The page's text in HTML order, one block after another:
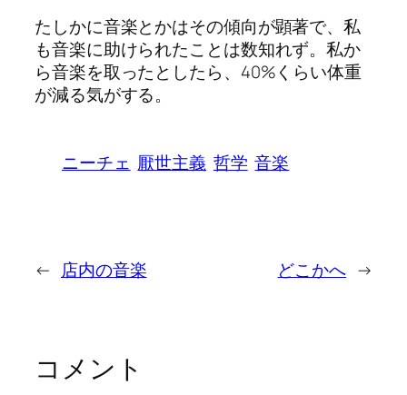
たしかに音楽とかはその傾向が顕著で、私
も音楽に助けられたことは数知れず。私か
ら音楽を取ったとしたら、40%くらい体重
が減る気がする。
ニーチェ 厭世主義 哲学 音楽
← 店内の音楽 どこかへ →
コメント